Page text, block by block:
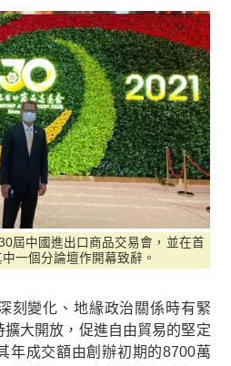
屆中國進出口商品交易會，並在首
一個分論壇作開幕致辭。
刻變化、地緣政治關係時有緊
大開放，促進自由貿易的堅定
年成交額由創辦初期的8700萬